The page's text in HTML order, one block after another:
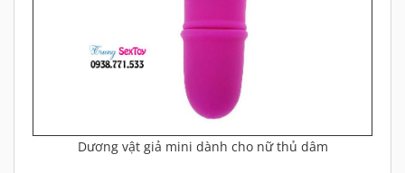
Dương vật giả mini dành cho nữ thủ dâm